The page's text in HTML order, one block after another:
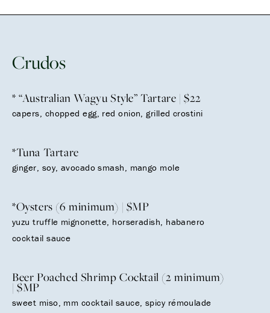
Crudos
* “Australian Wagyu Style” Tartare | $22
capers, chopped egg, red onion, grilled crostini
*Tuna Tartare
ginger, soy, avocado smash, mango mole
*Oysters (6 minimum) | $MP
yuzu truffle mignonette, horseradish, habanero
cocktail sauce
Beer Poached Shrimp Cocktail (2 minimum)
| $MP
sweet miso, mm cocktail sauce, spicy rémoulade